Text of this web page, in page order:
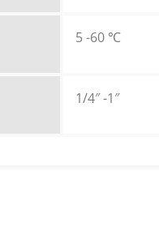
5 -60 ℃
1/4″ -1″